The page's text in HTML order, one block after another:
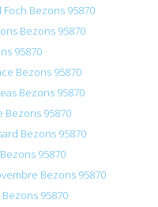
Bezons 95870
Bezons 95870
95870
Bezons 95870
Bezons 95870
Bezons 95870
Bezons 95870
95870
Bezons 95870
95870